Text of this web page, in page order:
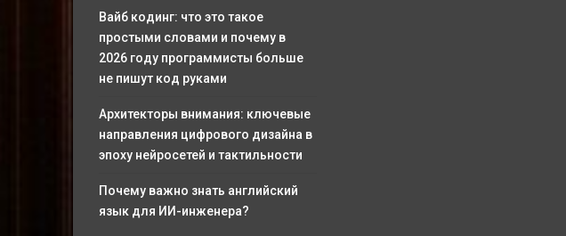
Вайб кодинг: что это такое
простыми словами и почему в
2026 году программисты больше
не пишут код руками
Архитекторы внимания: ключевые
направления цифрового дизайна в
эпоху нейросетей и тактильности
Почему важно знать английский
язык для ИИ-инженера?